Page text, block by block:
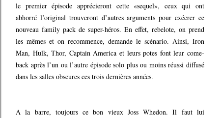
le premier épisode apprécieront cette «sequel», ceux qui ont
abhorré l’original trouveront d’autres arguments pour exécrer ce
nouveau family pack de super-héros. En effet, rebelote, on prend
les mêmes et on recommence, demande le scénario. Ainsi, Iron
Man, Hulk, Thor, Captain America et leurs potes font leur come-
back après l’un ou l’autre épisode solo plus ou moins réussi diffusé
dans les salles obscures ces trois dernières années.
A la barre, toujours ce bon vieux Joss Whedon. Il faut lui